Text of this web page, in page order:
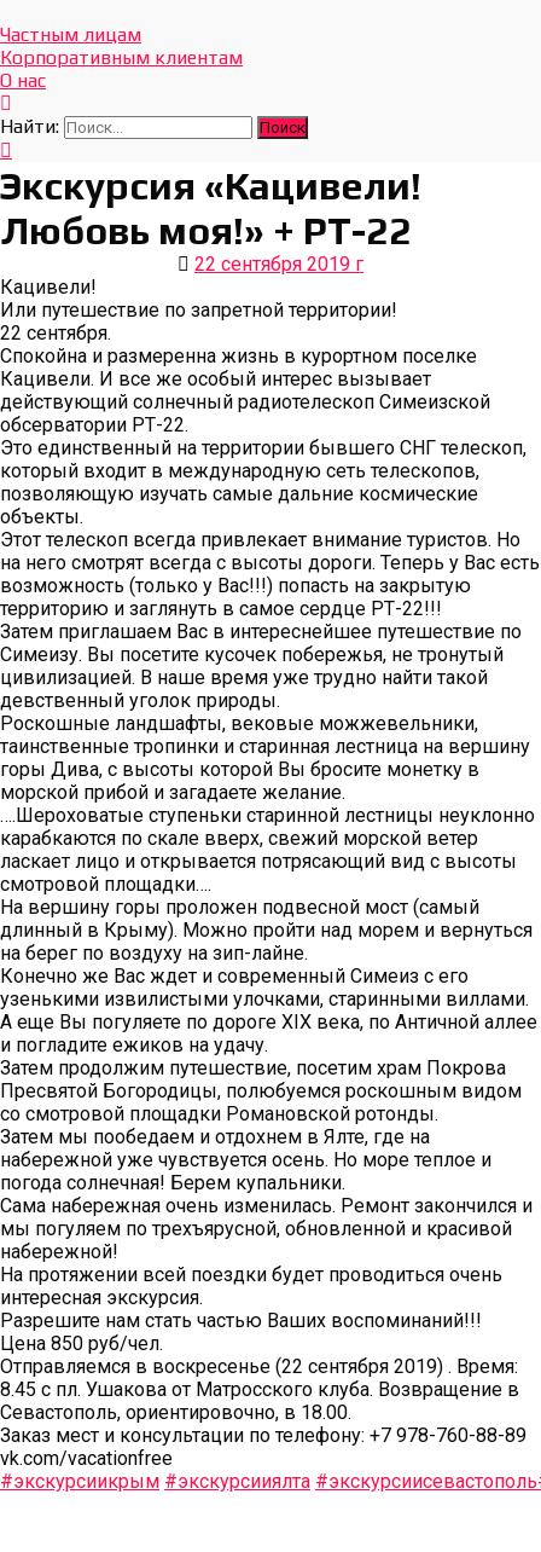
Отдых Без Границ
Эксклюзивные экскурсии по Севастополю и Крыму
Частным лицам
Корпоративным клиентам
О нас
Найти:
Экскурсия «Кацивели!
Любовь моя!» + РТ-22
22 сентября 2019 г
Кацивели!
Или путешествие по запретной территории!
22 сентября.
Спокойна и размеренна жизнь в курортном поселке
Кацивели. И все же особый интерес вызывает
действующий солнечный радиотелескоп Симеизской
обсерватории РТ-22.
Это единственный на территории бывшего СНГ телескоп,
который входит в международную сеть телескопов,
позволяющую изучать самые дальние космические
объекты.
Этот телескоп всегда привлекает внимание туристов. Но
на него смотрят всегда с высоты дороги. Теперь у Вас есть
возможность (только у Вас!!!) попасть на закрытую
территорию и заглянуть в самое сердце РТ-22!!!
Затем приглашаем Вас в интереснейшее путешествие по
Симеизу. Вы посетите кусочек побережья, не тронутый
цивилизацией. В наше время уже трудно найти такой
девственный уголок природы.
Роскошные ландшафты, вековые можжевельники,
таинственные тропинки и старинная лестница на вершину
горы Дива, с высоты которой Вы бросите монетку в
морской прибой и загадаете желание.
….Шероховатые ступеньки старинной лестницы неуклонно
карабкаются по скале вверх, свежий морской ветер
ласкает лицо и открывается потрясающий вид с высоты
смотровой площадки….
На вершину горы проложен подвесной мост (самый
длинный в Крыму). Можно пройти над морем и вернуться
на берег по воздуху на зип-лайне.
Конечно же Вас ждет и современный Симеиз с его
узенькими извилистыми улочками, старинными виллами.
А еще Вы погуляете по дороге XIX века, по Античной аллее
и погладите ежиков на удачу.
Затем продолжим путешествие, посетим храм Покрова
Пресвятой Богородицы, полюбуемся роскошным видом
со смотровой площадки Романовской ротонды.
Затем мы пообедаем и отдохнем в Ялте, где на
набережной уже чувствуется осень. Но море теплое и
погода солнечная! Берем купальники.
Сама набережная очень изменилась. Ремонт закончился и
мы погуляем по трехъярусной, обновленной и красивой
набережной!
На протяжении всей поездки будет проводиться очень
интересная экскурсия.
Разрешите нам стать частью Ваших воспоминаний!!!
Цена 850 руб/чел.
Отправляемся в воскресенье (22 сентября 2019) . Время:
8.45 с пл. Ушакова от Матросского клуба. Возвращение в
Севастополь, ориентировочно, в 18.00.
Заказ мест и консультации по телефону: +7 978-760-88-89
vk.com/vacationfree
#экскурсиикрым #экскурсииялта #экскурсиисевастополь